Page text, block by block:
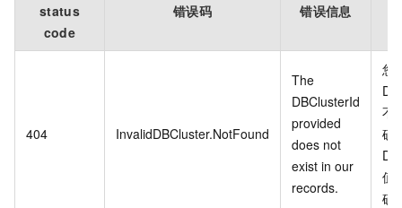
status
code
错误码 错误信息
404 InvalidDBCluster.NotFound
The
DBClusterId
provided
does not
exist in our
records.
您
不
确
值
确